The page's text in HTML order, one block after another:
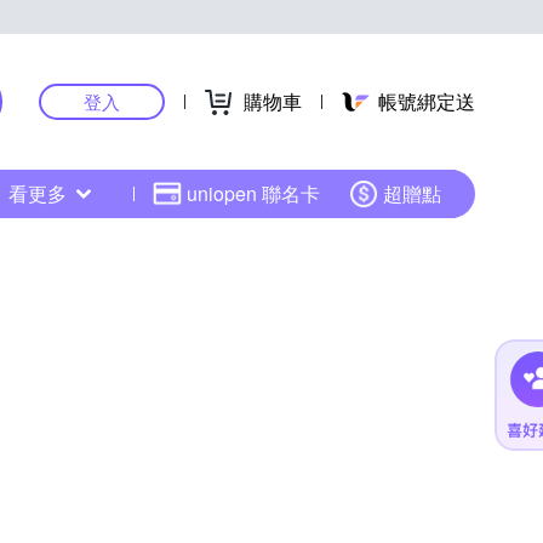
登入 購物車 帳號綁定送
看更多 uniopen 聯名卡 超贈點